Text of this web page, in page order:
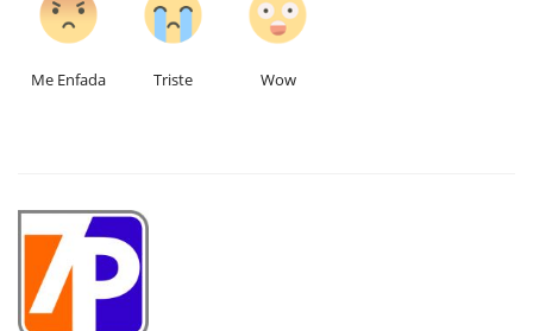
Me Enfada Triste Wow